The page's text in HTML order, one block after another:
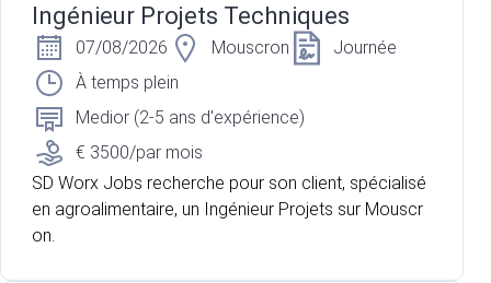
Ingénieur Projets Techniques
07/08/2026 Mouscron
Journée
À temps plein
Medior (2-5 ans d'expérience)
€ 3500/par mois
SD Worx Jobs recherche pour son client, spécialisé
en agroalimentaire, un Ingénieur Projets sur Mouscr
on.